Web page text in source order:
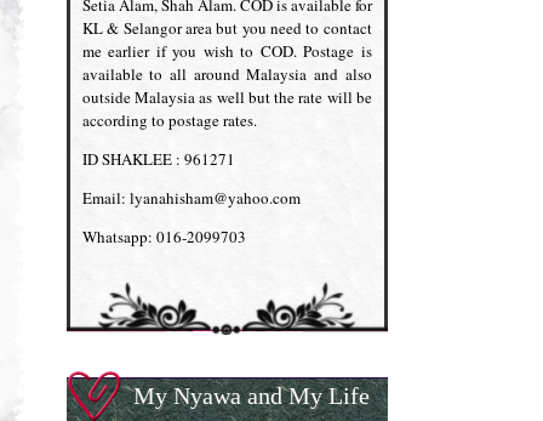
KL & Selangor area but you need to contact
me earlier if you wish to COD. Postage is
available to all around Malaysia and also
outside Malaysia as well but the rate will be
according to postage rates.
ID SHAKLEE : 961271
Email: lyanahisham@yahoo.com
Whatsapp: 016-2099703
My Nyawa and My Life